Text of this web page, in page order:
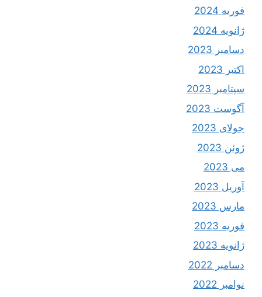
فوریه 2024
ژانویه 2024
دسامبر 2023
اکتبر 2023
سپتامبر 2023
آگوست 2023
جولای 2023
ژوئن 2023
می 2023
آوریل 2023
مارس 2023
فوریه 2023
ژانویه 2023
دسامبر 2022
نوامبر 2022